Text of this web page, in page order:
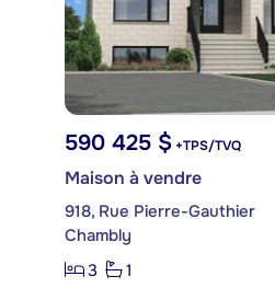
590 425 $ +TPS/TVQ
Maison à vendre
918, Rue Pierre-Gauthier
Chambly
3
1